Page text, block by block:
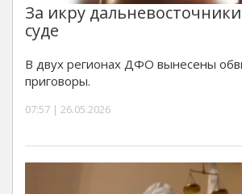
За икру
суде
В двух регионах ДФО вынесены
приговоры.
07:57 | 26.05.2026